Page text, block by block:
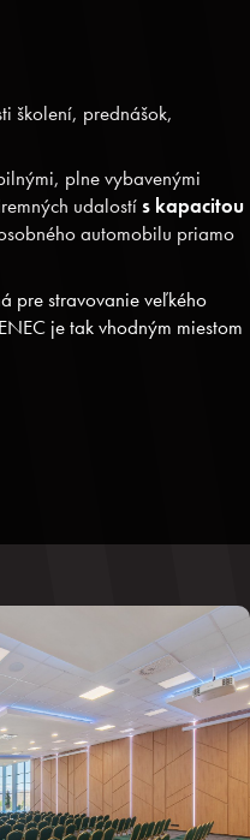
školení, prednášok,
plne vybavenými
udalostís kapacitou
automobilu priamo
pre stravovanie veľkého
je tak vhodným miestom